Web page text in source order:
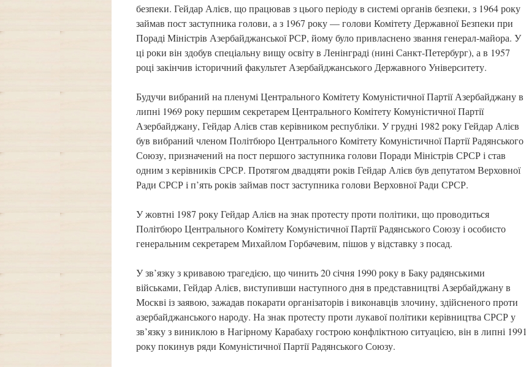
безпеки. Гейдар Алієв, що працював з цього періоду в системі органів безпеки, з 1964 року
займав пост заступника голови, а з 1967 року — голови Комітету Державної Безпеки при
Пораді Міністрів Азербайджанської РСР, йому було привласнено звання генерал-майора. У
ці роки він здобув спеціальну вищу освіту в Ленінграді (нині Санкт-Петербург), а в 1957
році закінчив історичний факультет Азербайджанського Державного Університету.
Будучи вибраний на пленумі Центрального Комітету Комуністичної Партії Азербайджану в
липні 1969 року першим секретарем Центрального Комітету Комуністичної Партії
Азербайджану, Гейдар Алієв став керівником республіки. У грудні 1982 року Гейдар Алієв
був вибраний членом Політбюро Центрального Комітету Комуністичної Партії Радянського
Союзу, призначений на пост першого заступника голови Поради Міністрів СРСР і став
одним з керівників СРСР. Протягом двадцяти років Гейдар Алієв був депутатом Верховної
Ради СРСР і п’ять років займав пост заступника голови Верховної Ради СРСР.
У жовтні 1987 року Гейдар Алієв на знак протесту проти політики, що проводиться
Політбюро Центрального Комітету Комуністичної Партії Радянського Союзу і особисто
генеральним секретарем Михайлом Горбачевим, пішов у відставку з посад.
У зв’язку з кривавою трагедією, що чинить 20 січня 1990 року в Баку радянськими
військами, Гейдар Алієв, виступивши наступного дня в представництві Азербайджану в
Москві із заявою, зажадав покарати організаторів і виконавців злочину, здійсненого проти
азербайджанського народу. На знак протесту проти лукавої політики керівництва СРСР у
зв’язку з виниклою в Нагірному Карабаху гострою конфліктною ситуацією, він в липні 1991
року покинув ряди Комуністичної Партії Радянського Союзу.